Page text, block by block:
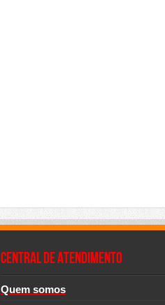
CENTRAL DE ATENDIMENTO
Quem somos